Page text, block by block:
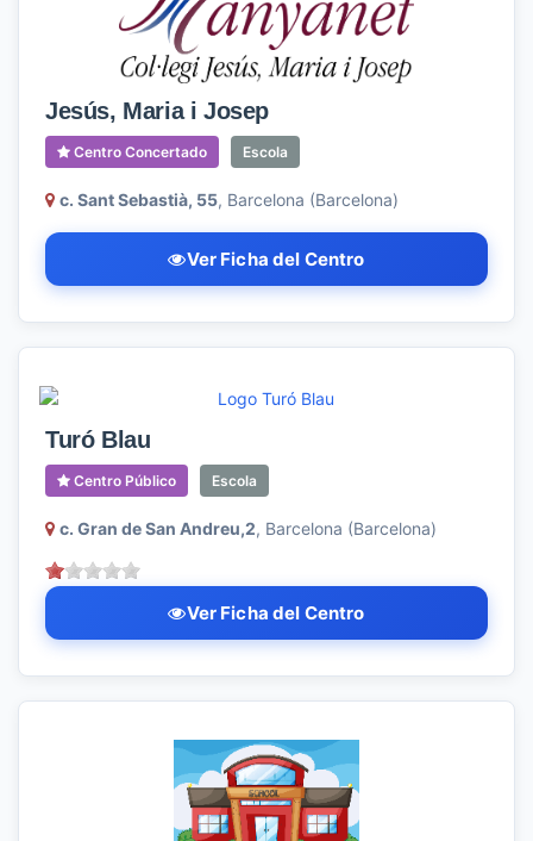
Jesús, Maria i Josep
Centro Concertado Escola
c. Sant Sebastià, 55, Barcelona (Barcelona)
Ver Ficha del Centro
Turó Blau
Centro Público Escola
c. Gran de San Andreu,2, Barcelona (Barcelona)
Ver Ficha del Centro